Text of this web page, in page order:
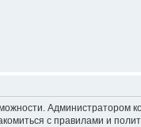
Администратором
с правилами и